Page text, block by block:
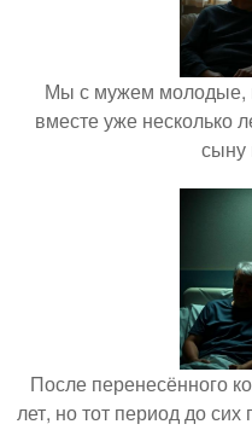
Мы с мужем молодые,
вместе уже несколько
сыну
После перенесённого
лет, но тот период до сих